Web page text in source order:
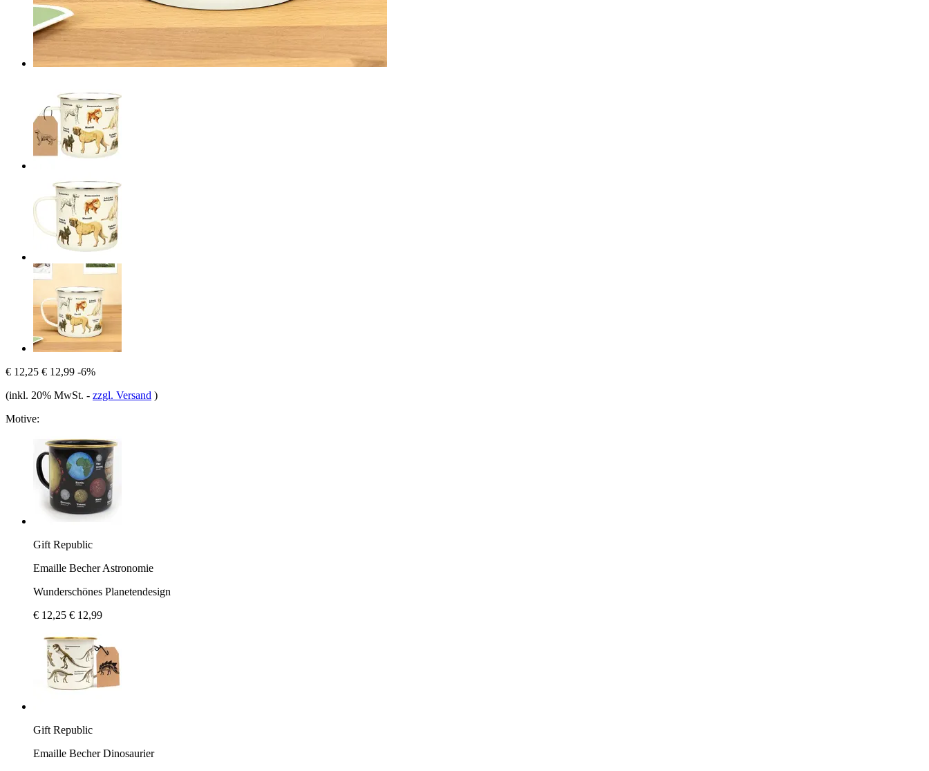
€ 12,25 € 12,99 -6%
(inkl. 20% MwSt. - zzgl. Versand )
Motive:
Gift Republic
Emaille Becher Astronomie
Wunderschönes Planetendesign
€ 12,25 € 12,99
Gift Republic
Emaille Becher Dinosaurier